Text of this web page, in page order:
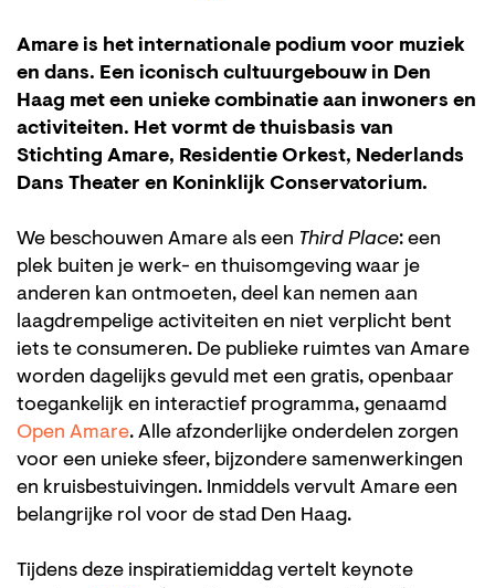
Amare is het internationale podium voor muziek
en dans. Een iconisch cultuurgebouw in Den
Haag met een unieke combinatie aan inwoners en
activiteiten. Het vormt de thuisbasis van
Stichting Amare, Residentie Orkest, Nederlands
Dans Theater en Koninklijk Conservatorium.
We beschouwen Amare als een Third Place: een
plek buiten je werk- en thuisomgeving waar je
anderen kan ontmoeten, deel kan nemen aan
laagdrempelige activiteiten en niet verplicht bent
iets te consumeren. De publieke ruimtes van Amare
worden dagelijks gevuld met een gratis, openbaar
toegankelijk en interactief programma, genaamd
Open Amare. Alle afzonderlijke onderdelen zorgen
voor een unieke sfeer, bijzondere samenwerkingen
en kruisbestuivingen. Inmiddels vervult Amare een
belangrijke rol voor de stad Den Haag.
Tijdens deze inspiratiemiddag vertelt keynote